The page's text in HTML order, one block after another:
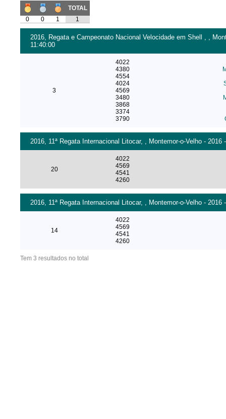
TOTAL
0
0 1 1
2016, Regata e Campeonato Nacional Velocidade em Shell , ,
11:40:00
3
4022
4380
4554
4024
4569
3480
3868
3374
3790
2016, 11ª Regata Internacional Litocar, , Montemor-o-Velho -
20
4022
4569
4541
4260
2016, 11ª Regata Internacional Litocar, , Montemor-o-Velho -
14
4022
4569
4541
4260
Tem 3 resultados no total